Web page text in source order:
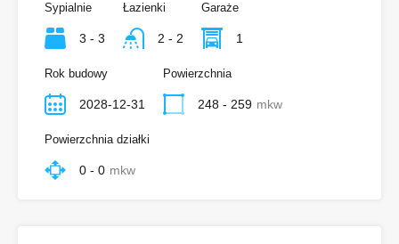
Sypialnie
3 - 3
Łazienki
2 - 2
Garaże
1
Rok budowy
2028-12-31
Powierzchnia
248 - 259 mkw
Powierzchnia działki
0 - 0 mkw